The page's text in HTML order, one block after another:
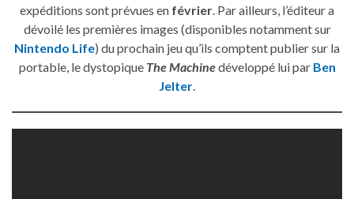
expéditions sont prévues en février. Par ailleurs, l’éditeur a
dévoilé les premières images (disponibles notamment sur
Nintendo Life) du prochain jeu qu’ils comptent publier sur la
portable, le dystopique The Machinedéveloppé lui par Ben
Jelter.